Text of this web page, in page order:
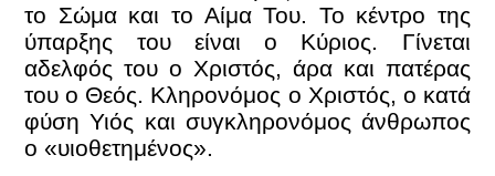
το Σώμα και το Αίμα Του. Το κέντρο της
ύπαρξης του είναι ο Κύριος. Γίνεται
αδελφός του ο Χριστός, άρα και πατέρας
του ο Θεός. Κληρονόμος ο Χριστός, ο κατά
φύση Υιός και συγκληρονόμος άνθρωπος
ο «υιοθετημένος».